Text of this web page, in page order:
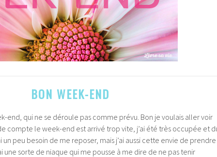
BON WEEK-END
end, qui ne se déroule pas comme prévu. Bon je voulais aller voir
compte le week-end est arrivé trop vite, j’ai été très occupée et
un peu besoin de me reposer, mais j’ai aussi cette envie de prendre
une sorte de niaque qui me pousse à me dire de ne pas tenir